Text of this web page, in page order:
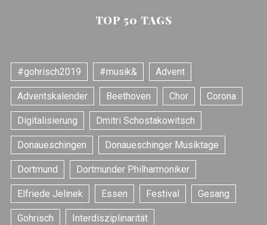
TOP 50 TAGS
#gohrisch2019 #musik& Advent
Adventskalender Beethoven Chor Corona
Digitalisierung Dmitri Schostakowitsch
Donaueschingen Donaueschinger Musiktage
Dortmund Dortmunder Philharmoniker
Elfriede Jelinek Essen Festival Gesang
Gohrisch Interdisziplinarität